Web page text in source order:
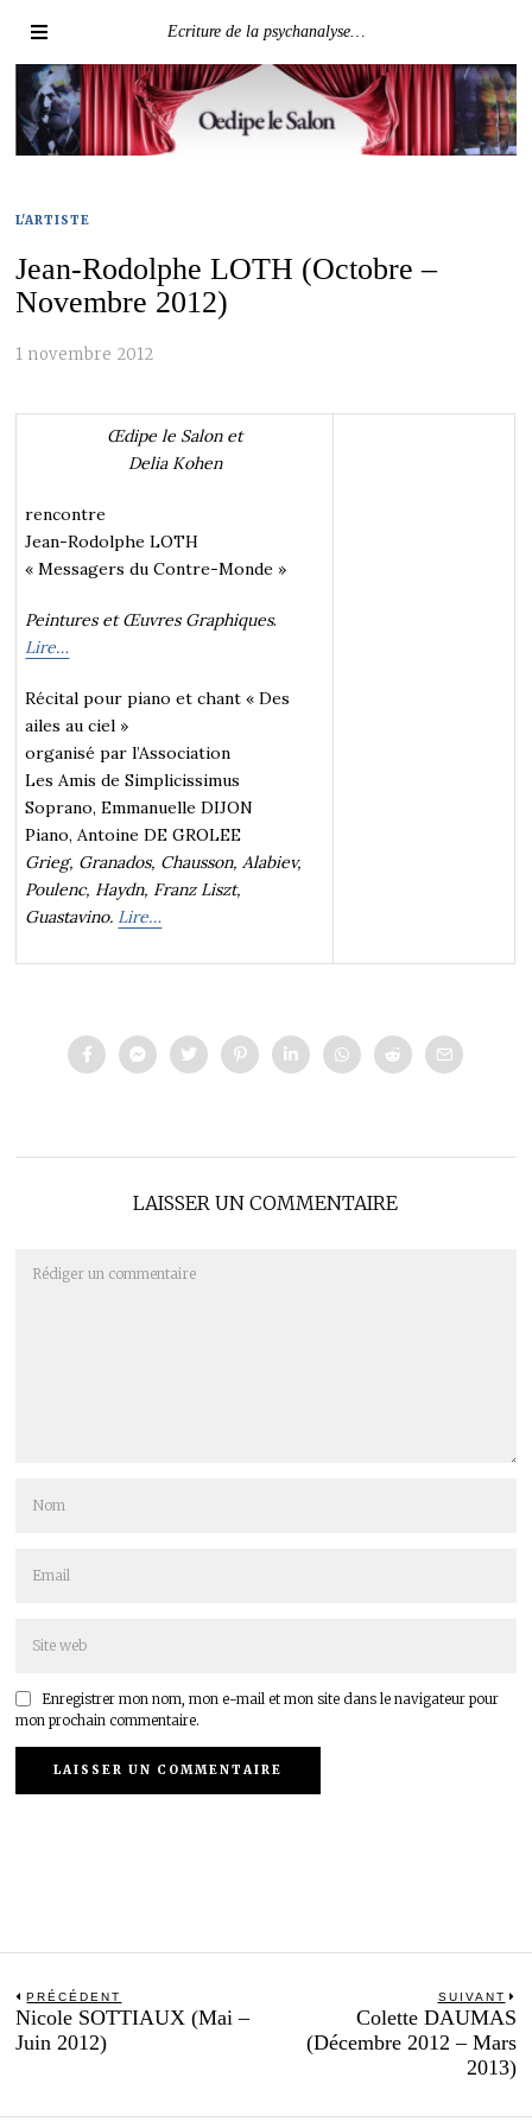
Ecriture de la psychanalyse…
L'ARTISTE
Jean-Rodolphe LOTH (Octobre –
Novembre 2012)
1 novembre 2012
Œdipe le Salon et
Delia Kohen
rencontre
Jean-Rodolphe LOTH
« Messagers du Contre-Monde »
Peintures et Œuvres Graphiques.
Lire…
Récital pour piano et chant « Des
ailes au ciel »
organisé par l’Association
Les Amis de Simplicissimus
Soprano,Emmanuelle DIJON
Piano, Antoine DE GROLEE
Grieg, Granados, Chausson, Alabiev,
Poulenc, Haydn, Franz Liszt,
Guastavino. Lire…
LAISSER UN COMMENTAIRE
Enregistrer mon nom, mon e-mail et mon site dans le navigateur pour
mon prochain commentaire.
Navigation
de
l’article
PRÉCÉDENT
Previous
post:
Nicole SOTTIAUX (Mai –
Juin 2012)
SUIVANT
Colette DAUMAS
(Décembre 2012 – Mars
2013)